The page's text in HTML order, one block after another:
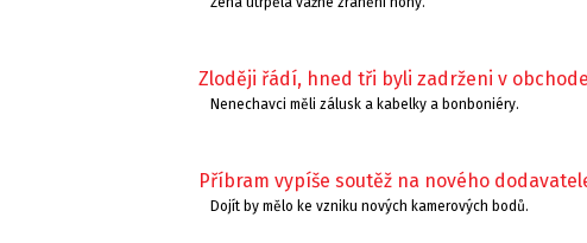
Zloději řádí, hned tři byli zadrženi v
Nenechavci měli zálusk a kabelky a bonboniéry.
Příbram vypíše soutěž na nového
Dojít by mělo ke vzniku nových kamerových bodů.